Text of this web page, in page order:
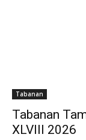
Tabanan
Tabanan
XLVIII 2026